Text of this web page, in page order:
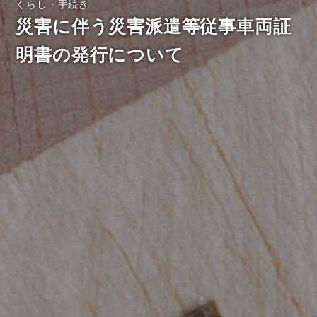
くらし・手続き
災害に伴う災害派遣等従事車両証
明書の発行について